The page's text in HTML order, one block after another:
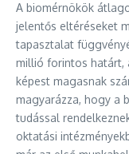
A biomérnökök
jelentős eltéréseket
tapasztalat
millió forintos határt,
képest magasnak
magyarázza, hogy a
tudással
oktatási